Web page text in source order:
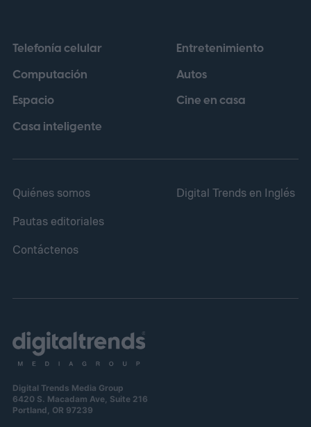
abierto y 14,9 mm cuando está cerrado.
Telefonía celular
Computación
Espacio
Casa inteligente
Entretenimiento
Autos
Cine en casa
Quiénes somos
Pautas editoriales
Contáctenos
Digital Trends en Inglés
Digital Trends Media Group
6420 S. Macadam Ave, Suite 216
Portland, OR 97239